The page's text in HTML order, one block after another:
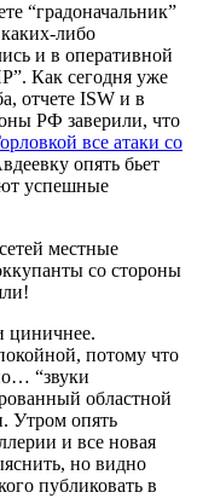
“градоначальник”
либо
и в оперативной
Как сегодня уже
отчете ISW и в
РФ заверили, что
все атаки со
опять бьет
успешные
местные
со стороны
циничнее.
потому что
“звуки
областной
Утром опять
и все новая
но видно
публиковать в